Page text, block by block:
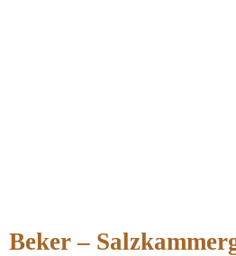
Beker –